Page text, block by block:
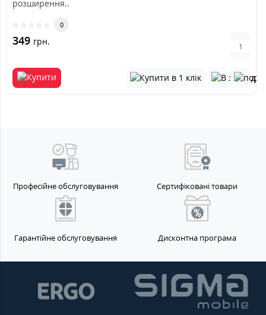
розширення..
0
349 грн.
Професійне обслуговування Сертифіковані товари
Гарантійне обслуговування Дисконтна програма